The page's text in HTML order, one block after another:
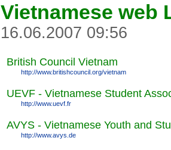
Vietnamese web
16.06.2007 09:56
British Council Vietnam
http://www.britishcouncil.org/vietnam
UEVF - Vietnamese Student
http://www.uevf.fr
AVYS - Vietnamese Youth and
http://www.avys.de